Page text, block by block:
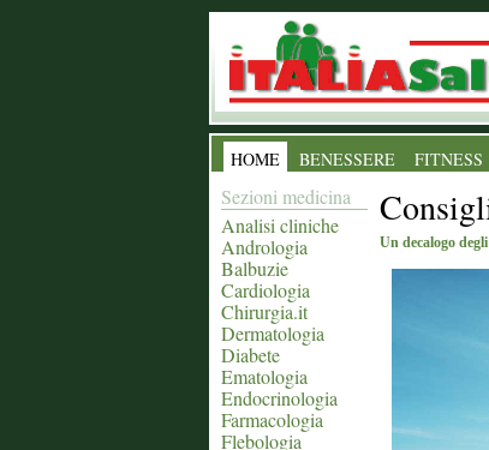
HOME BENESSERE FITNESS
Sezioni medicina
Analisi cliniche
Andrologia
Balbuzie
Cardiologia
Chirurgia.it
Dermatologia
Diabete
Ematologia
Endocrinologia
Farmacologia
Flebologia
Un decalogo